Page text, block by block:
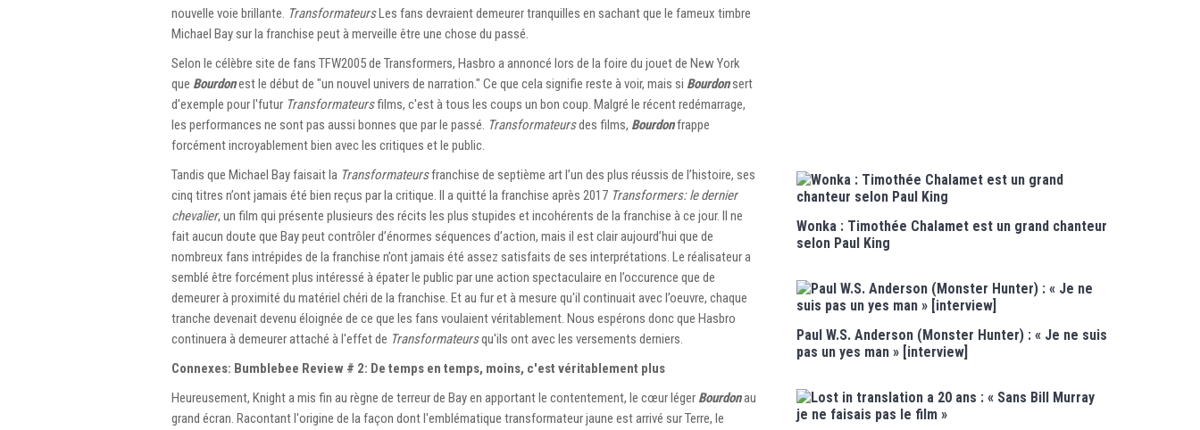
nouvelle voie brillante. TransformateursLes fans devraient demeurer tranquilles en sachant que le fameux timbre
Michael Bay sur la franchise peut à merveille être une chose du passé.
Selon le célèbre site de fans TFW2005 de Transformers, Hasbro a annoncé lors de la foire du jouet de New York
que Bourdonest le début de "un nouvel univers de narration." Ce que cela signifie reste à voir, mais si Bourdonsert
d'exemple pour l'futur Transformateursfilms, c'est à tous les coups un bon coup. Malgré le récent redémarrage,
les performances ne sont pas aussi bonnes que par le passé. Transformateursdes films, Bourdonfrappe
forcément incroyablement bien avec les critiques et le public.
Tandis que Michael Bay faisait la Transformateursfranchise de septième art l’un des plus réussis de l’histoire, ses
cinq titres n’ont jamais été bien reçus par la critique. Il a quitté la franchise après 2017 Transformers: le dernier
chevalier, un film qui présente plusieurs des récits les plus stupides et incohérents de la franchise à ce jour. Il ne
fait aucun doute que Bay peut contrôler d’énormes séquences d’action, mais il est clair aujourd’hui que de
nombreux fans intrépides de la franchise n’ont jamais été assez satisfaits de ses interprétations. Le réalisateur a
semblé être forcément plus intéressé à épater le public par une action spectaculaire en l’occurence que de
demeurer à proximité du matériel chéri de la franchise. Et au fur et à mesure qu'il continuait avec l’oeuvre, chaque
tranche devenait devenu éloignée de ce que les fans voulaient véritablement. Nous espérons donc que Hasbro
continuera à demeurer attaché à l'effet de Transformateursqu'ils ont avec les versements derniers.
Connexes: Bumblebee Review # 2: De temps en temps, moins, c'est véritablement plus
Heureusement, Knight a mis fin au règne de terreur de Bay en apportant le contentement, le cœur léger Bourdonau
grand écran. Racontant l'origine de la façon dont l'emblématique transformateur jaune est arrivé sur Terre, le
Wonka : Timothée Chalamet est un grand chanteur
selon Paul King
Paul W.S. Anderson (Monster Hunter) : « Je ne suis
pas un yes man » [interview]